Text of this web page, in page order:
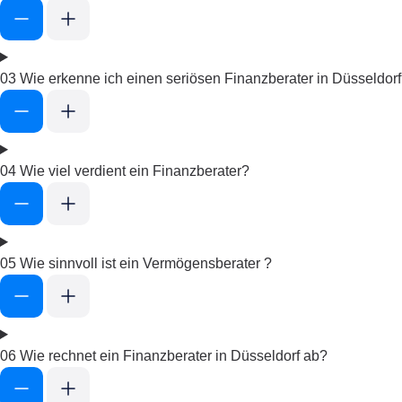
03 Wie erkenne ich einen seriösen Finanzberater in
04 Wie viel verdient ein Finanzberater?
05 Wie sinnvoll ist ein Vermögensberater ?
06 Wie rechnet ein Finanzberater in Düsseldorf ab?